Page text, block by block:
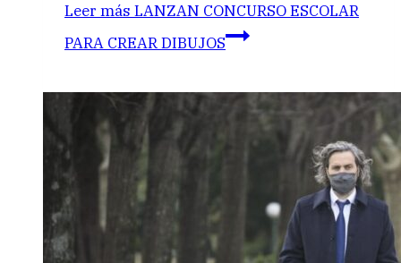
Leer más LANZAN CONCURSO ESCOLAR
PARA CREAR DIBUJOS